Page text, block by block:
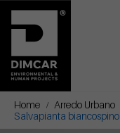
Home Arredo Urbano
Salvapianta biancospino